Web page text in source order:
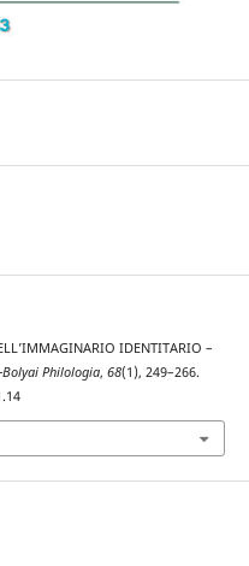
IDENTITARIO –
Philologia, 68(1), 249–266.